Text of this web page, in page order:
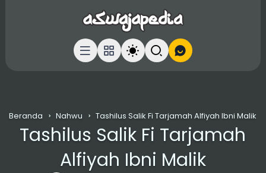
Beranda Nahwu Tashilus Salik Fi Tarjamah Alfiyah Ibni Malik
Tashilus Salik Fi Tarjamah
Alfiyah Ibni Malik